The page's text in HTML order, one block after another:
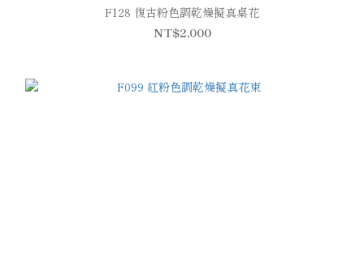
F128 復古粉色調乾燥擬真桌花
NT$2,000